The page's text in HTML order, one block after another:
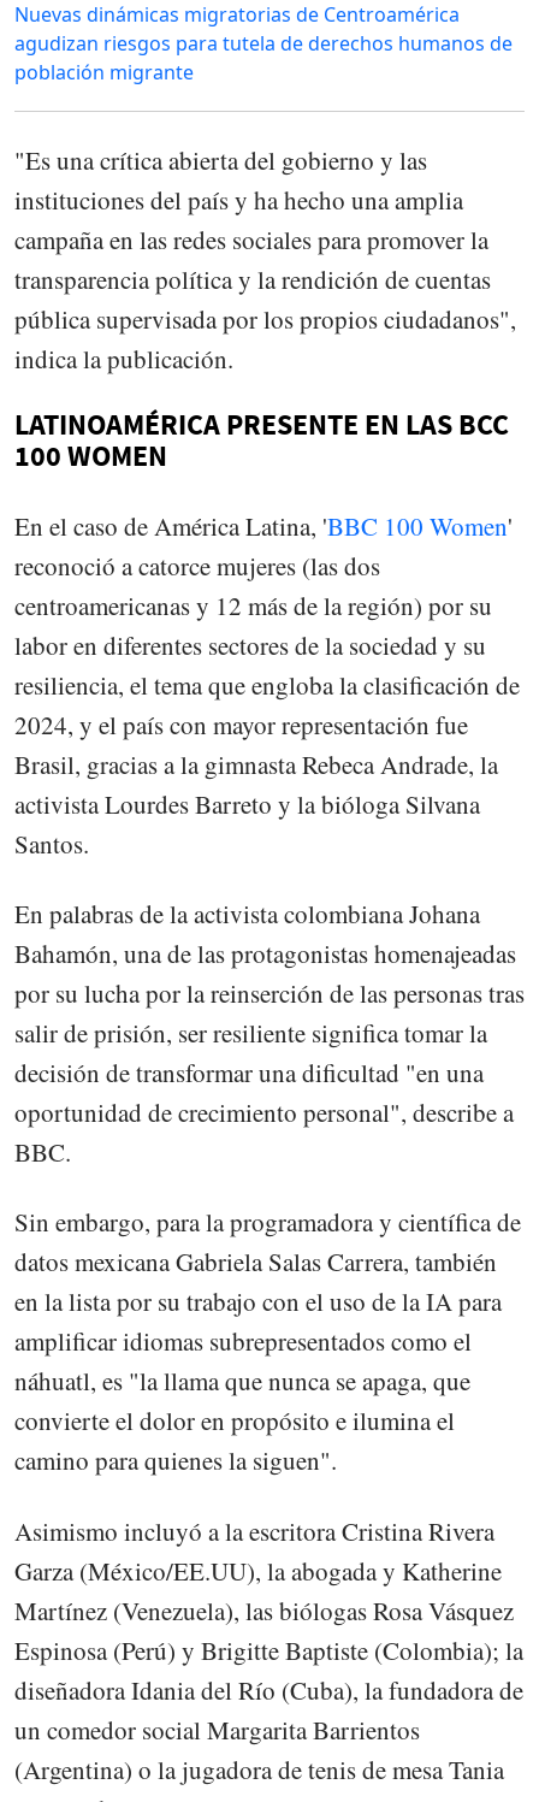
Nuevas dinámicas migratorias de Centroamérica
agudizan riesgos para tutela de derechos humanos de
población migrante
"Es una crítica abierta del gobierno y las
instituciones del país y ha hecho una amplia
campaña en las redes sociales para promover la
transparencia política y la rendición de cuentas
pública supervisada por los propios ciudadanos",
indica la publicación.
LATINOAMÉRICA PRESENTE EN LAS BCC
100 WOMEN
En el caso de América Latina, 'BBC 100 Women'
reconoció a catorce mujeres (las dos
centroamericanas y 12 más de la región) por su
labor en diferentes sectores de la sociedad y su
resiliencia, el tema que engloba la clasificación de
2024, y el país con mayor representación fue
Brasil, gracias a la gimnasta Rebeca Andrade, la
activista Lourdes Barreto y la bióloga Silvana
Santos.
En palabras de la activista colombiana Johana
Bahamón, una de las protagonistas homenajeadas
por su lucha por la reinserción de las personas tras
salir de prisión, ser resiliente significa tomar la
decisión de transformar una dificultad "en una
oportunidad de crecimiento personal", describe a
BBC.
Sin embargo, para la programadora y científica de
datos mexicana Gabriela Salas Carrera, también
en la lista por su trabajo con el uso de la IA para
amplificar idiomas subrepresentados como el
náhuatl, es "la llama que nunca se apaga, que
convierte el dolor en propósito e ilumina el
camino para quienes la siguen".
Asimismo incluyó a la escritora Cristina Rivera
Garza (México/EE.UU), la abogada y Katherine
Martínez (Venezuela), las biólogas Rosa Vásquez
Espinosa (Perú) y Brigitte Baptiste (Colombia); la
diseñadora Idania del Río (Cuba), la fundadora de
un comedor social Margarita Barrientos
(Argentina) o la jugadora de tenis de mesa Tania